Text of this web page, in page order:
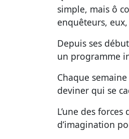
simple, mais ô
enquêteurs,
Depuis ses
un programme
Chaque
deviner qui se
L’une des forces
d’imagination